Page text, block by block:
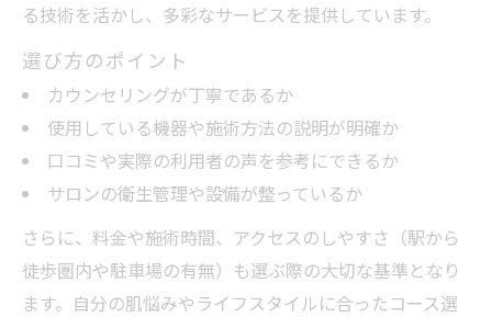
る技術を活かし、多彩なサービスを提供しています。
選び方のポイント
カウンセリングが丁寧であるか
使用している機器や施術方法の説明が明確か
口コミや実際の利用者の声を参考にできるか
サロンの衛生管理や設備が整っているか
さらに、料金や施術時間、アクセスのしやすさ（駅から
徒歩圏内や駐車場の有無）も選ぶ際の大切な基準となり
ます。自分の肌悩みやライフスタイルに合ったコース選